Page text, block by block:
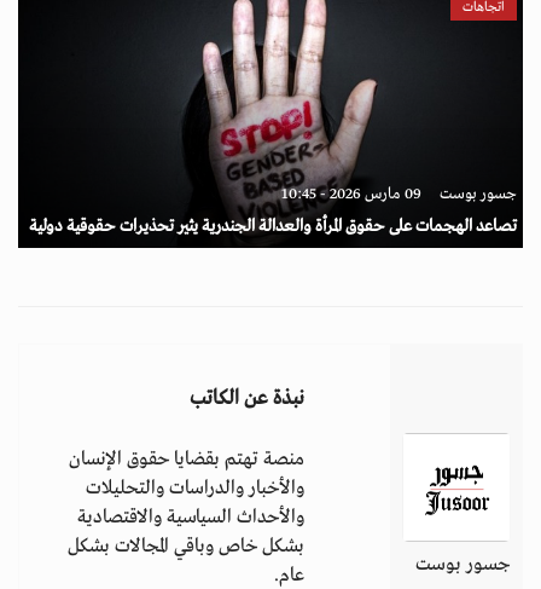
اتجاهات
جسور بوست 09 مارس 2026 - 10:45
تصاعد الهجمات على حقوق المرأة والعدالة الجندرية يثير تحذيرات حقوقية دولية
جسور بوست
نبذة عن الكاتب
منصة تهتم بقضايا حقوق الإنسان
والأخبار والدراسات والتحليلات
والأحداث السياسية والاقتصادية
بشكل خاص وباقي المجالات بشكل
عام.